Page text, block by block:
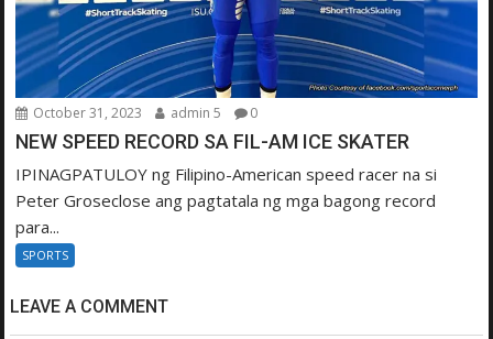
October 31, 2023 admin 5 0
NEW SPEED RECORD SA FIL-AM ICE SKATER
IPINAGPATULOY ng Filipino-American speed racer na si
Peter Groseclose ang pagtatala ng mga bagong record
para...
SPORTS
LEAVE A COMMENT